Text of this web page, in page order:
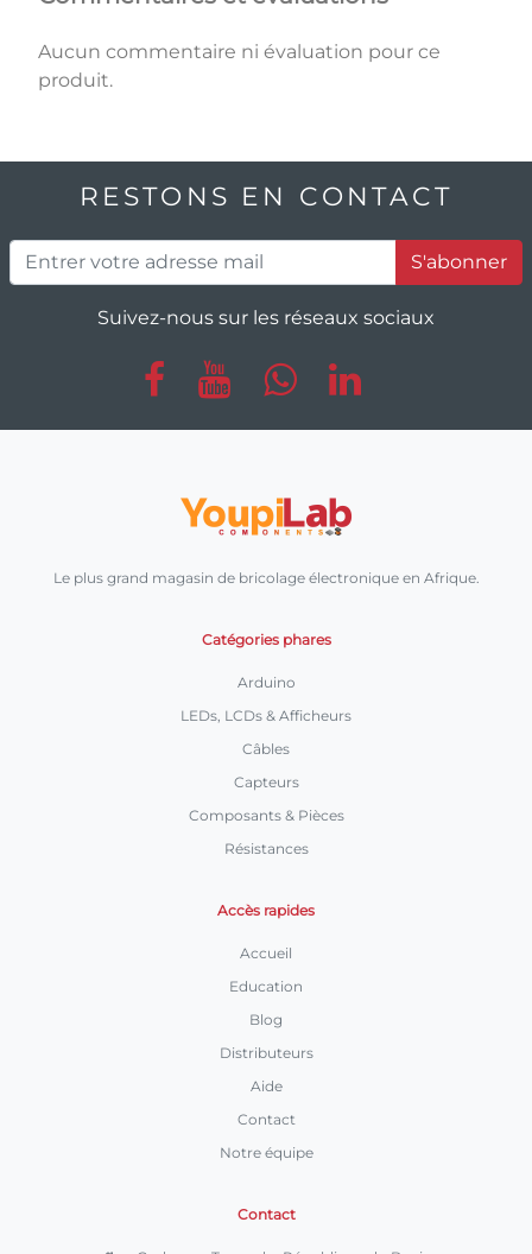
Aucun commentaire ni évaluation pour ce
produit.
RESTONS EN CONTACT
S'abonner
Suivez-nous sur les réseaux sociaux
Le plus grand magasin de bricolage électronique en Afrique.
Catégories phares
Arduino
LEDs, LCDs & Afficheurs
Câbles
Capteurs
Composants & Pièces
Résistances
Accès rapides
Accueil
Education
Blog
Distributeurs
Aide
Contact
Notre équipe
Contact